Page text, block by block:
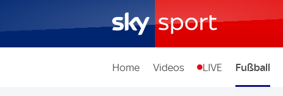
Home Videos LIVE Fußball